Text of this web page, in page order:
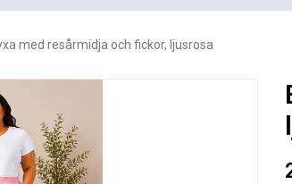
med resårmidja och fickor, ljusrosa